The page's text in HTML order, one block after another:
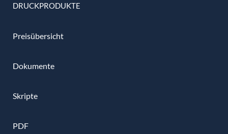
DRUCKPRODUKTE
Preisübersicht
Dokumente
Skripte
PDF